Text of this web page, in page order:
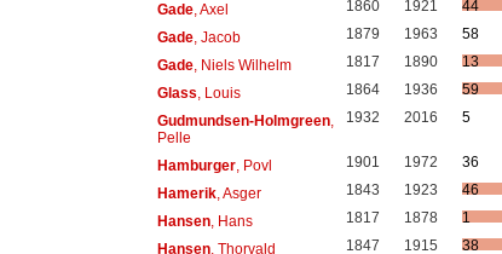
Gade, Axel 1860 1921
44
Gade, Jacob 1879 1963
58
Gade, Niels Wilhelm 1817 1890
13
Glass , Louis 1864 1936
59
Gudmundsen-Holmgreen,
Pelle
1932 2016 5
Hamburger, Povl 1901 1972
36
Hamerik, Asger 1843 1923
46
Hansen, Hans 1817 1878
1
Hansen, Thorvald 1847 1915
38